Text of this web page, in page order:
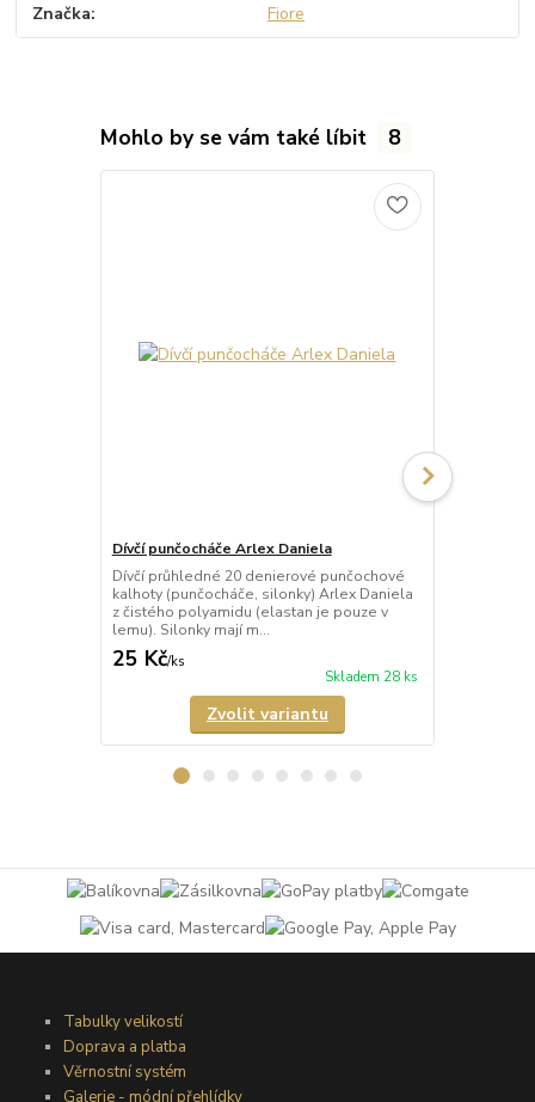
Značka Fiore
Mohlo by se vám také líbit 8
Dívčí punčocháče Arlex Daniela
Dívčí průhledné 20 denierové punčochové
kalhoty (punčocháče, silonky) Arlex Daniela
z čistého polyamidu (elastan je pouze v
lemu). Silonky mají m...
25 Kč/ks
Skladem 28 ks
Zvolit variantu
Tabulky velikostí
Doprava a platba
Věrnostní systém